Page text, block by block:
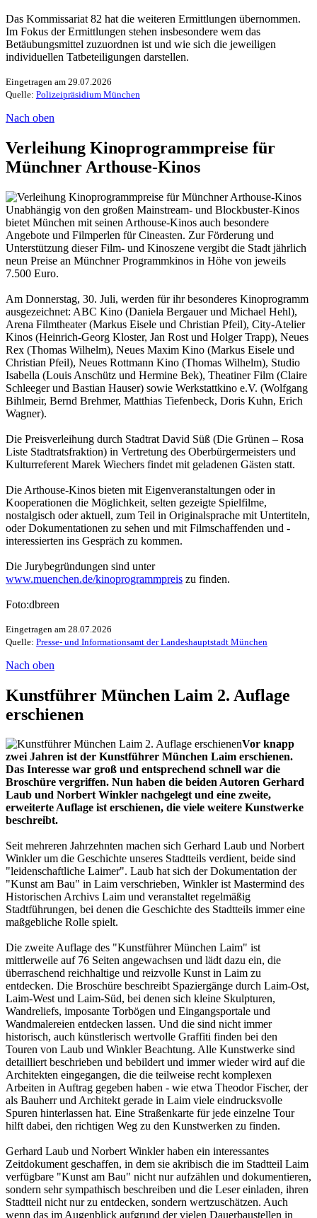
Das Kommissariat 82 hat die weiteren Ermittlungen übernommen.
Im Fokus der Ermittlungen stehen insbesondere wem das
Betäubungsmittel zuzuordnen ist und wie sich die jeweiligen
individuellen Tatbeteiligungen darstellen.
Eingetragen am 29.07.2026
Quelle: Polizeipräsidium München
Nach oben
Verleihung Kinoprogrammpreise für
Münchner Arthouse-Kinos
Unabhängig von den großen Mainstream- und Blockbuster-Kinos
bietet München mit seinen Arthouse-Kinos auch besondere
Angebote und Filmperlen für Cineasten. Zur Förderung und
Unterstützung dieser Film- und Kinoszene vergibt die Stadt jährlich
neun Preise an Münchner Programmkinos in Höhe von jeweils
7.500 Euro.
Am Donnerstag, 30. Juli, werden für ihr besonderes Kinoprogramm
ausgezeichnet: ABC Kino (Daniela Bergauer und Michael Hehl),
Arena Filmtheater (Markus Eisele und Christian Pfeil), City-Atelier
Kinos (Heinrich-Georg Kloster, Jan Rost und Holger Trapp), Neues
Rex (Thomas Wilhelm), Neues Maxim Kino (Markus Eisele und
Christian Pfeil), Neues Rottmann Kino (Thomas Wilhelm), Studio
Isabella (Louis Anschütz und Hermine Bek), Theatiner Film (Claire
Schleeger und Bastian Hauser) sowie Werkstattkino e.V. (Wolfgang
Bihlmeir, Bernd Brehmer, Matthias Tiefenbeck, Doris Kuhn, Erich
Wagner).
Die Preisverleihung durch Stadtrat David Süß (Die Grünen – Rosa
Liste Stadtratsfraktion) in Vertretung des Oberbürgermeisters und
Kulturreferent Marek Wiechers findet mit geladenen Gästen statt.
Die Arthouse-Kinos bieten mit Eigenveranstaltungen oder in
Kooperationen die Möglichkeit, selten gezeigte Spielfilme,
nostalgisch oder aktuell, zum Teil in Originalsprache mit Untertiteln,
oder Dokumentationen zu sehen und mit Filmschaffenden und -
interessierten ins Gespräch zu kommen.
Die Jurybegründungen sind unter
www.muenchen.de/kinoprogrammpreis zu finden.
Foto:dbreen
Eingetragen am 28.07.2026
Quelle: Presse- und Informationsamt der Landeshauptstadt München
Nach oben
Kunstführer München Laim 2. Auflage
erschienen
Vor knapp
zwei Jahren ist der Kunstführer München Laim erschienen.
Das Interesse war groß und entsprechend schnell war die
Broschüre vergriffen. Nun haben die beiden Autoren Gerhard
Laub und Norbert Winkler nachgelegt und eine zweite,
erweiterte Auflage ist erschienen, die viele weitere Kunstwerke
beschreibt.
Seit mehreren Jahrzehnten machen sich Gerhard Laub und Norbert
Winkler um die Geschichte unseres Stadtteils verdient, beide sind
"leidenschaftliche Laimer". Laub hat sich der Dokumentation der
"Kunst am Bau" in Laim verschrieben, Winkler ist Mastermind des
Historischen Archivs Laim und veranstaltet regelmäßig
Stadtführungen, bei denen die Geschichte des Stadtteils immer eine
maßgebliche Rolle spielt.
Die zweite Auflage des "Kunstführer München Laim" ist
mittlerweile auf 76 Seiten angewachsen und lädt dazu ein, die
überraschend reichhaltige und reizvolle Kunst in Laim zu
entdecken. Die Broschüre beschreibt Spaziergänge durch Laim-Ost,
Laim-West und Laim-Süd, bei denen sich kleine Skulpturen,
Wandreliefs, imposante Torbögen und Eingangsportale und
Wandmalereien entdecken lassen. Und die sind nicht immer
historisch, auch künstlerisch wertvolle Graffiti finden bei den
Touren von Laub und Winkler Beachtung. Alle Kunstwerke sind
detailliert beschrieben und bebildert und immer wieder wird auf die
Architekten eingegangen, die die teilweise recht komplexen
Arbeiten in Auftrag gegeben haben - wie etwa Theodor Fischer, der
als Bauherr und Architekt gerade in Laim viele eindrucksvolle
Spuren hinterlassen hat. Eine Straßenkarte für jede einzelne Tour
hilft dabei, den richtigen Weg zu den Kunstwerken zu finden.
Gerhard Laub und Norbert Winkler haben ein interessantes
Zeitdokument geschaffen, in dem sie akribisch die im Stadtteil Laim
verfügbare "Kunst am Bau" nicht nur aufzählen und dokumentieren,
sondern sehr sympathisch beschreiben und die Leser einladen, ihren
Stadtteil nicht nur zu entdecken, sondern wertzuschätzen. Auch
wenn das im Augenblick aufgrund der vielen Dauerbaustellen in